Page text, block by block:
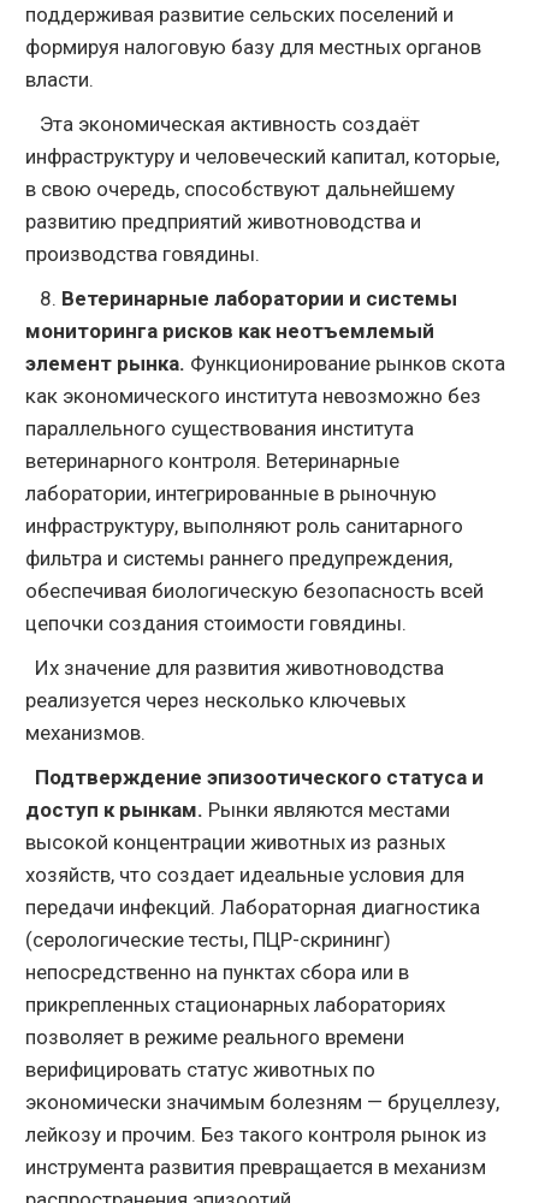
поддерживая развитие сельских поселений и
формируя налоговую базу для местных органов
власти.
Эта экономическая активность создаёт
инфраструктуру и человеческий капитал, которые,
в свою очередь, способствуют дальнейшему
развитию предприятий животноводства и
производства говядины.
8. Ветеринарные лаборатории и системы
мониторинга рисков как неотъемлемый
элемент рынка. Функционирование рынков скота
как экономического института невозможно без
параллельного существования института
ветеринарного контроля. Ветеринарные
лаборатории, интегрированные в рыночную
инфраструктуру, выполняют роль санитарного
фильтра и системы раннего предупреждения,
обеспечивая биологическую безопасность всей
цепочки создания стоимости говядины.
Их значение для развития животноводства
реализуется через несколько ключевых
механизмов.
Подтверждение эпизоотического статуса и
доступ к рынкам. Рынки являются местами
высокой концентрации животных из разных
хозяйств, что создает идеальные условия для
передачи инфекций. Лабораторная диагностика
(серологические тесты, ПЦР-скрининг)
непосредственно на пунктах сбора или в
прикрепленных стационарных лабораториях
позволяет в режиме реального времени
верифицировать статус животных по
экономически значимым болезням — бруцеллезу,
лейкозу и прочим. Без такого контроля рынок из
инструмента развития превращается в механизм